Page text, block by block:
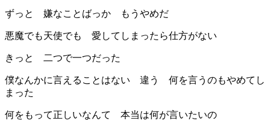
ずっと 嫌なことばっか もうやめだ
悪魔でも天使でも 愛してしまったら仕方がない
きっと 二つで一つだった
僕なんかに言えることはない 違う 何を言うのもやめてし
まった
何をもって正しいなんて 本当は何が言いたいの